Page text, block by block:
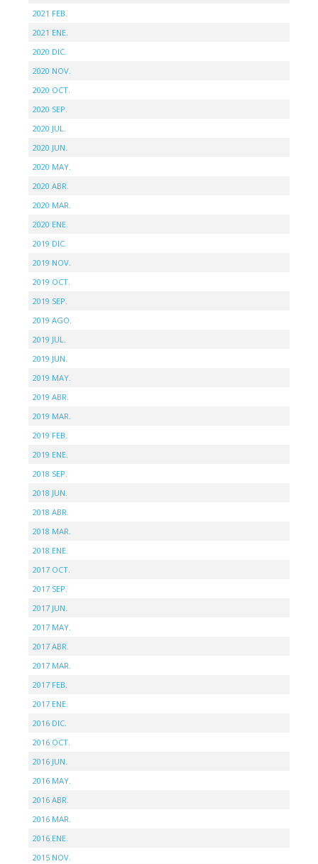
2021 FEB.
2021 ENE.
2020 DIC.
2020 NOV.
2020 OCT.
2020 SEP.
2020 JUL.
2020 JUN.
2020 MAY.
2020 ABR.
2020 MAR.
2020 ENE.
2019 DIC.
2019 NOV.
2019 OCT.
2019 SEP.
2019 AGO.
2019 JUL.
2019 JUN.
2019 MAY.
2019 ABR.
2019 MAR.
2019 FEB.
2019 ENE.
2018 SEP.
2018 JUN.
2018 ABR.
2018 MAR.
2018 ENE.
2017 OCT.
2017 SEP.
2017 JUN.
2017 MAY.
2017 ABR.
2017 MAR.
2017 FEB.
2017 ENE.
2016 DIC.
2016 OCT.
2016 JUN.
2016 MAY.
2016 ABR.
2016 MAR.
2016 ENE.
2015 NOV.